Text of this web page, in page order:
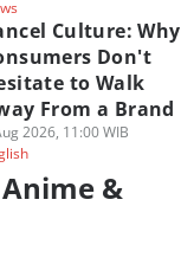
Culture: Why
Don't
to Walk
From a Brand
2026, 11:00 WIB
&